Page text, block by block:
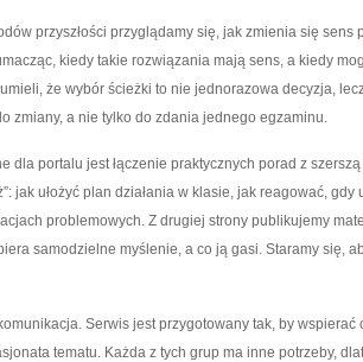
przyszłości przyglądamy się, jak zmienia się
kiedy takie rozwiązania mają sens, a kiedy
że wybór ścieżki to nie jednorazowa decyzja,
zmiany, a nie tylko do zdania jednego egzaminu.
dla portalu jest łączenie praktycznych porad z
jak ułożyć plan działania w klasie, jak reagować,
problemowych. Z drugiej strony publikujemy
samodzielne myślenie, a co ją gasi. Staramy się,
Serwis jest przygotowany tak, by
tematu. Każda z tych grup ma inne potrzeby,